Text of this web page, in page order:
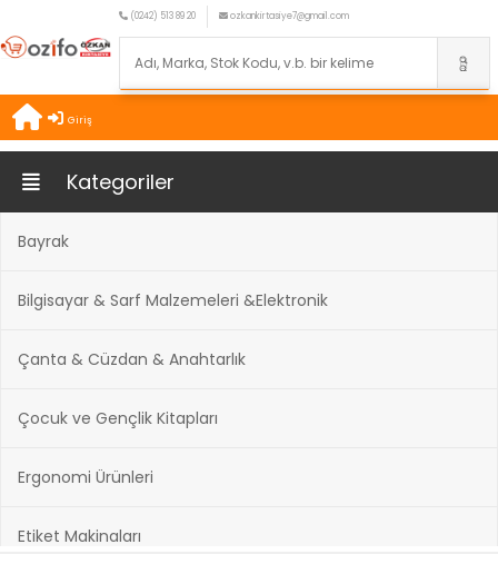
(0242) 513 89 20 ozkankirtasiye7@gmail.com
Giriş
Kategoriler
Bayrak
Bilgisayar & Sarf Malzemeleri &Elektronik
Çanta & Cüzdan & Anahtarlık
Çocuk ve Gençlik Kitapları
Ergonomi Ürünleri
Etiket Makinaları